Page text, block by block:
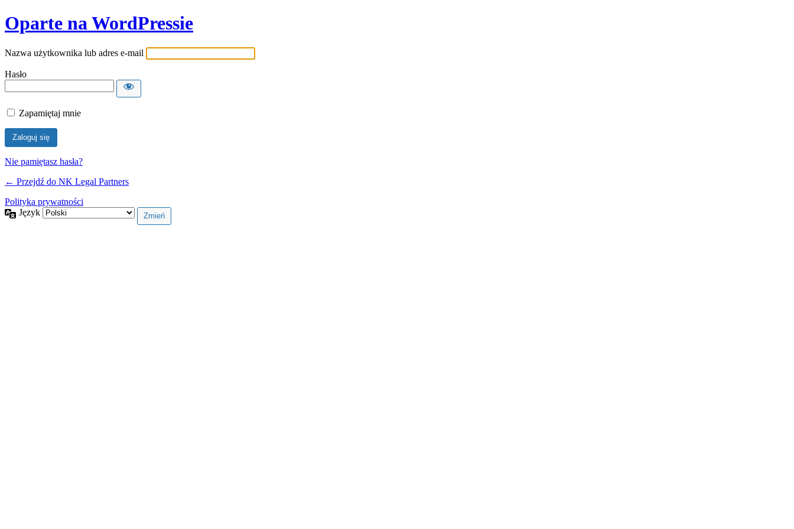
Oparte na WordPressie
Nazwa użytkownika lub adres e-mail
Hasło
Zapamiętaj mnie
Nie pamiętasz hasła?
← Przejdź do NK Legal Partners
Polityka prywatności
Język